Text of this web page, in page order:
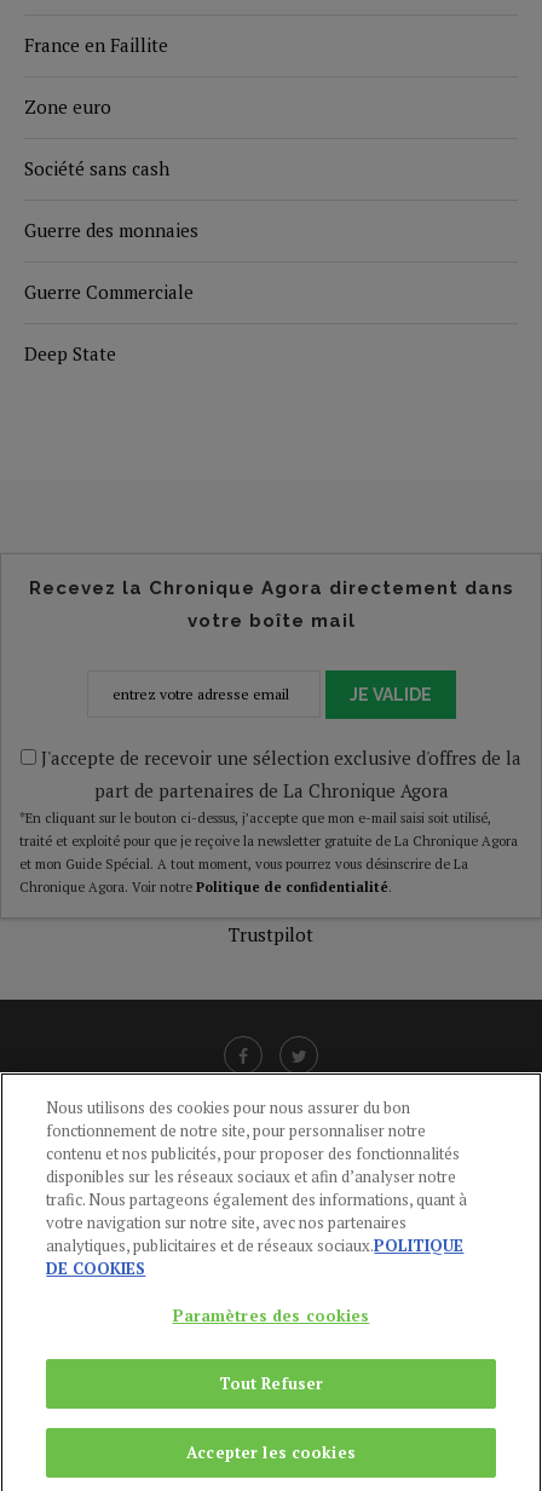
France en Faillite
Zone euro
Société sans cash
Guerre des monnaies
Guerre Commerciale
Deep State
Recevez la Chronique Agora directement dans
votre boîte mail
JE VALIDE
J'accepte de recevoir une sélection exclusive d'offres de la
part de partenaires de La Chronique Agora
*En cliquant sur le bouton ci-dessus, j’accepte que mon e-mail saisi soit utilisé,
traité et exploité pour que je reçoive la newsletter gratuite de La Chronique Agora
et mon Guide Spécial. A tout moment, vous pourrez vous désinscrire de La
Chronique Agora. Voir notre Politique de confidentialité.
Trustpilot
CGU-POLITIQUE DE CONFIDENTIALITÉ -POLITIQUE DES COOKIES
MENTIONS LÉGALES -AIDE
CONTACT
01 44 59 91 11
Du Lundi au Vendredi, 9h-13h et 14h-17h
Copyright © 2024Publications Agora
REMONTER
Nous utilisons des cookies pour nous assurer du bon
fonctionnement de notre site, pour personnaliser notre
contenu et nos publicités, pour proposer des fonctionnalités
disponibles sur les réseaux sociaux et afin d’analyser notre
trafic. Nous partageons également des informations, quant à
votre navigation sur notre site, avec nos partenaires
analytiques, publicitaires et de réseaux sociaux.POLITIQUE
DE COOKIES
Paramètres des cookies
Tout Refuser
Accepter les cookies